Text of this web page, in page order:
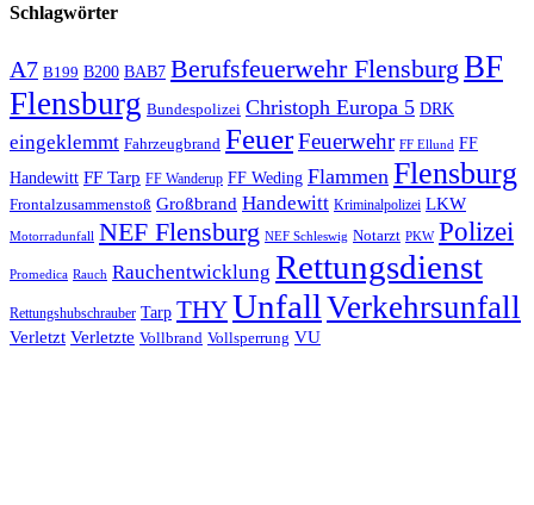
Schlagwörter
A7 B199 B200 BAB7 Berufsfeuerwehr Flensburg BF
Flensburg Bundespolizei Christoph Europa 5 DRK
eingeklemmt Fahrzeugbrand FeuerFeuerwehr FF Ellund FF
Handewitt FF Tarp FF Wanderup FF Weding Flammen Flensburg
Frontalzusammenstoß Großbrand Handewitt Kriminalpolizei LKW
Motorradunfall NEF Flensburg NEF Schleswig Notarzt PKW Polizei
Promedica Rauch Rauchentwicklung Rettungsdienst
Rettungshubschrauber Tarp THYUnfall Verkehrsunfall
Verletzt Verletzte Vollbrand Vollsperrung VU